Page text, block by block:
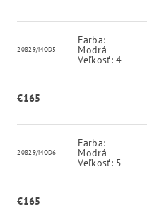
20829/MOD5
Farba:
Modrá
Veľkosť: 4
€165
20829/MOD6
Farba:
Modrá
Veľkosť: 5
€165